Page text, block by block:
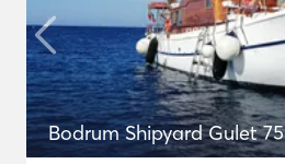
Bodrum Shipyard Gulet 75